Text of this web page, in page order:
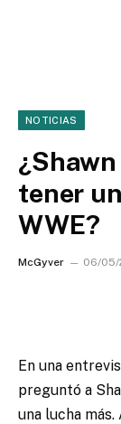
NOTICIAS
tener
WWE?
McGyver 06/05/
En una
preguntó a
una lucha más.